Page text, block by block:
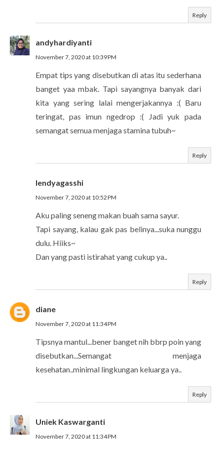
Reply
andyhardiyanti
November 7, 2020 at 10:39 PM
Empat tips yang disebutkan di atas itu sederhana
banget yaa mbak. Tapi sayangnya banyak dari
kita yang sering lalai mengerjakannya :( Baru
teringat, pas imun ngedrop :( Jadi yuk pada
semangat semua menjaga stamina tubuh~
Reply
lendyagasshi
November 7, 2020 at 10:52 PM
Aku paling seneng makan buah sama sayur.
Tapi sayang, kalau gak pas belinya...suka nunggu
dulu. Hiiks~
Dan yang pasti istirahat yang cukup ya..
Reply
diane
November 7, 2020 at 11:34 PM
Tipsnya mantul...bener banget nih bbrp poin yang
disebutkan...Semangat menjaga
kesehatan..minimal lingkungan keluarga ya..
Reply
Uniek Kaswarganti
November 7, 2020 at 11:34 PM